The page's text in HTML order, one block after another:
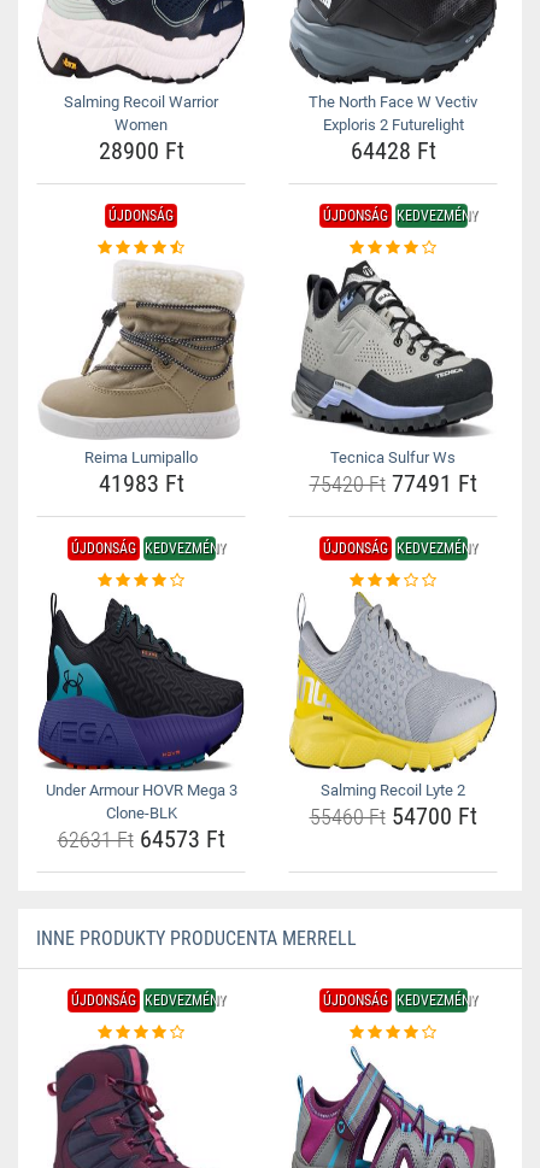
Salming Recoil Warrior
Women
28900 Ft
The North Face W Vectiv
Exploris 2 Futurelight
64428 Ft
ÚJDONSÁG
Reima Lumipallo
41983 Ft
ÚJDONSÁG KEDVEZMÉNY
Tecnica Sulfur Ws
75420 Ft77491 Ft
ÚJDONSÁG KEDVEZMÉNY
Under Armour HOVR Mega 3
Clone-BLK
62631 Ft64573 Ft
ÚJDONSÁG KEDVEZMÉNY
Salming Recoil Lyte 2
55460 Ft54700 Ft
INNE PRODUKTY PRODUCENTA MERRELL
ÚJDONSÁG KEDVEZMÉNY ÚJDONSÁG KEDVEZMÉNY